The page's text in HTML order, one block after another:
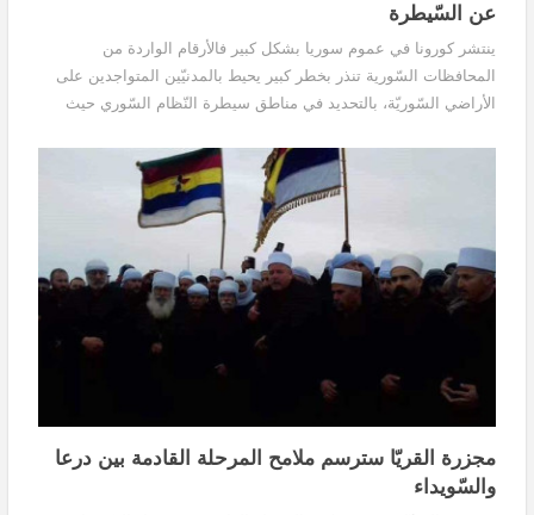
عن السّيطرة
ينتشر كورونا في عموم سوريا بشكل كبير فالأرقام الواردة من
المحافظات السّورية تنذر بخطر كبير يحيط بالمدنيّين المتواجدين على
الأراضي السّوريّة، بالتحديد في مناطق سيطرة النّظام السّوري حيث
مجزرة القريّا سترسم ملامح المرحلة القادمة بين درعا
والسّويداء